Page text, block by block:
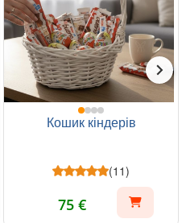
Кошик кіндерів
(11)
75 €